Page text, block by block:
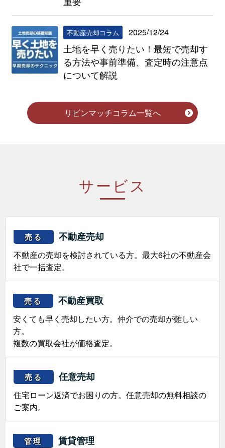
不動産売却コラム 2025/12/24
土地を早く売りたい！最短で売却す
る方法や事前準備、査定時の注意点
について解説
リビンマッチコラム一覧へ
サービス
売る 不動産売却
不動産の売却を検討されている方。最大6社の不動産会
社で一括査定。
売る 不動産買取
安くても早く売却したい方。仲介での売却が難しい
方。
複数の買取会社が価格査定。
売る 任意売却
住宅ローン返済でお困りの方。任意売却の無料相談の
ご案内。
管理 賃貸管理